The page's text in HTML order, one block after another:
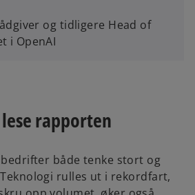
og tidligere Head of
i OpenAI
rapporten
bedrifter både tenke stort og
rulles ut i rekordfart,